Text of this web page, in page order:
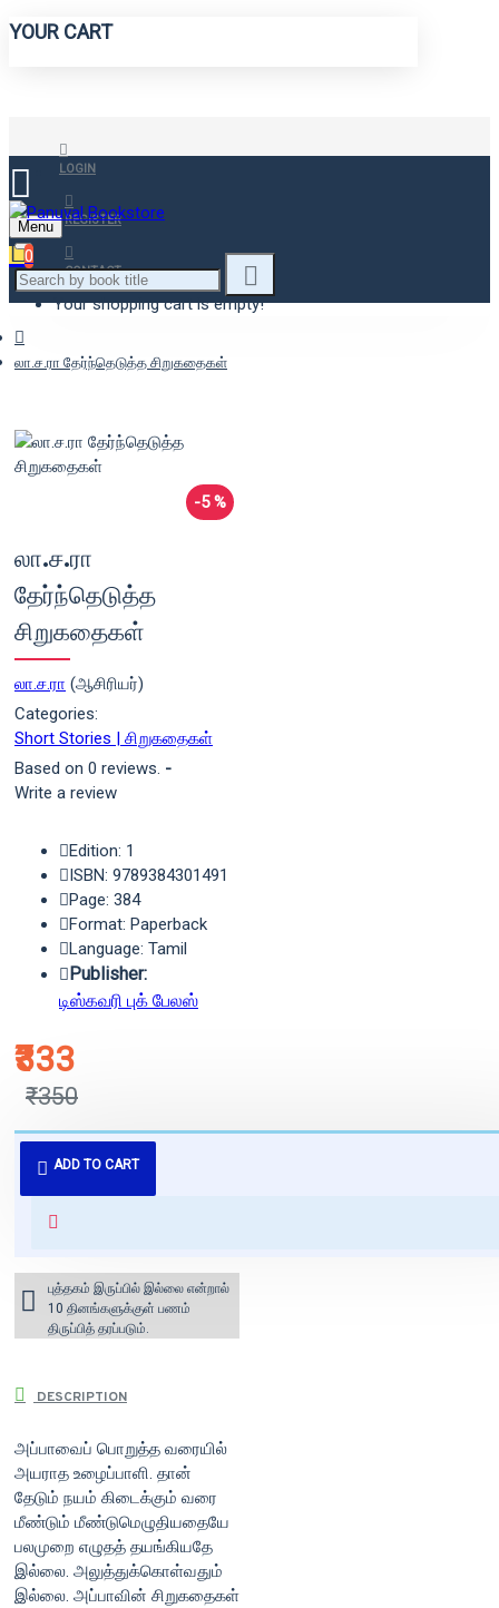
YOUR CART
LOGIN
REGISTER
CONTACT
Menu
0
Your shopping cart is empty!
லா.ச.ரா தேர்ந்தெடுத்த சிறுகதைகள்
-5 %
லா.ச.ரா
தேர்ந்தெடுத்த
சிறுகதைகள்
லா.ச.ரா (ஆசிரியர்)
Categories:
Short Stories | சிறுகதைகள்
Based on 0 reviews. -
Write a review
₹333
₹350
Edition: 1
ISBN: 9789384301491
Page: 384
Format: Paperback
Language: Tamil
Publisher:
டிஸ்கவரி புக் பேலஸ்
ADD TO CART
புத்தகம் 3 - 7 நாட்களில் அனுப்பி
வைக்கப்படும்.
for orders above ₹1000 within
புத்தகம் இருப்பில் இல்லை என்றால்
10 தினங்களுக்குள் பணம்
திருப்பித் தரப்படும்.
DESCRIPTION
அப்பாவைப் பொறுத்த வரையில்
அயராத உழைப்பாளி. தான்
தேடும் நயம் கிடைக்கும் வரை
மீண்டும் மீண்டுமெழுதியதையே
பலமுறை எழுதத் தயங்கியதே
இல்லை. அலுத்துக்கொள்வதும்
இல்லை. அப்பாவின் சிறுகதைகள்